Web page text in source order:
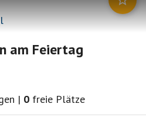
am Feiertag
| 0 freie Plätze